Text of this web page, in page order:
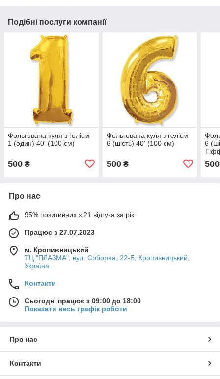
Подібні послуги компанії
Фольгована куля з гелієм
1 (один) 40' (100 см)
500 ₴
Фольгована куля з гелієм
6 (шість) 40' (100 см)
500₴
6
500
Про нас
95% позитивних з 21 відгука за рік
Працює з 27.07.2023
м. Кропивницький
ТЦ "ПЛАЗМА", вул. Соборна, 22-Б, Кропивницький,
Україна
Контакти
Сьогодні працює з 09:00 до 18:00
Показати весь графік роботи
Про нас
Контакти